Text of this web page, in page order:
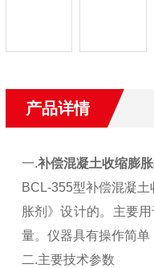
产品详情
一.补偿混凝土收缩膨
BCL-355型补偿混凝
胀剂》设计的。主要
量。仪器具有操作简单
二.主要技术参数